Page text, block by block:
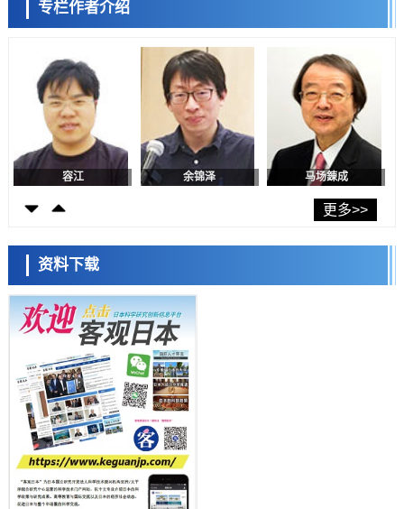
日本修订首都直下型地震紧急对策：目标为死亡人数至少减半，重点强
化火灾防控
福井大学发现细胞记忆过往并抑制反应的机制，阐明即便DNA相同反应
迥异之谜
科学研究
神户大学确认口服癌症疫苗B440单药给药的安全性，在转移性尿路上皮
癌患者中开展临床试验
日本发布《令和8年版科学技术与创新白皮书》，解读第七期基本计划
首年度政策方向
科学研究
东京大学发现可诱导细胞死亡的新型信使物质
东京都健康长寿医疗中心跨器官揭示衰老过程中的糖链变化
科学研究
产总研无需石油利用松脂制备石墨前驱体，可作为电池电极材料
科学研究
东京大学和海上保安厅等发现南海海槽沿线板块边界锁定状态存在区域
差异
政策
日本第2次医疗研究开发调整费，根据一线实际情况和需求分配99.3亿
日元
科学研究
千叶大学鉴定出导致难治性疾病“肺高血压症”恶化的蛋白质“MYL9/12”，
会引发血管结构恶化
科学研究
京都大学高效生成光的构成单元“光子”，可应用于量子计算机
专栏作者介绍
陈小牧 李鸥 安宁
容江 余锦泽 马场錬成
日本科学未来馆 科学交
流员
小岩井忠道 泷川 进
更多>>
资料下载